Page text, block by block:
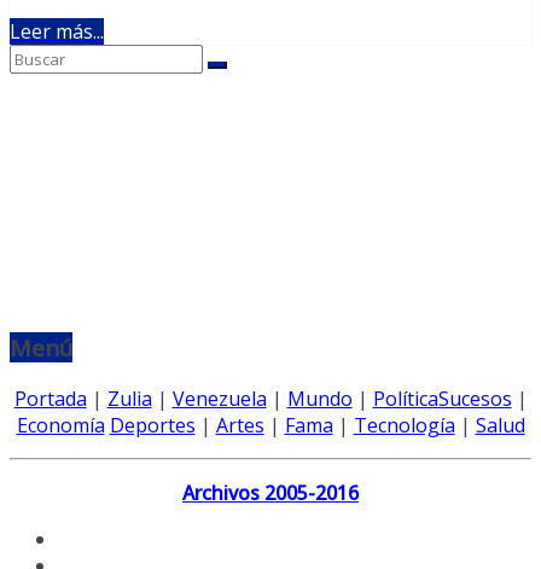
Leer más...
Menú
Portada | Zulia | Venezuela | Mundo | PolíticaSucesos |
Economía Deportes | Artes | Fama | Tecnología | Salud
Archivos 2005-2016